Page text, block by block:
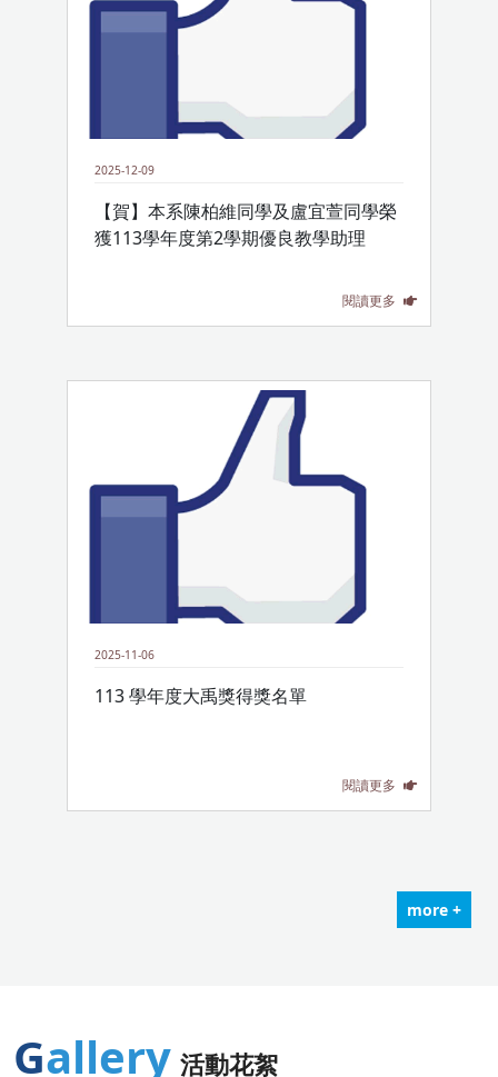
2025-12-09
【賀】本系陳柏維同學及盧宜萱同學榮
獲113學年度第2學期優良教學助理
閱讀更多
2025-11-06
113 學年度大禹獎得獎名單
閱讀更多
more +
Gallery 活動花絮